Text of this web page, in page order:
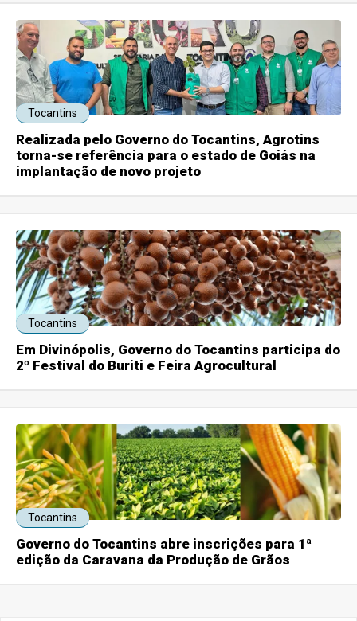
Tocantins
Realizada pelo Governo do Tocantins, Agrotins
torna-se referência para o estado de Goiás na
implantação de novo projeto
Tocantins
Em Divinópolis, Governo do Tocantins participa do
2º Festival do Buriti e Feira Agrocultural
Tocantins
Governo do Tocantins abre inscrições para 1ª
edição da Caravana da Produção de Grãos